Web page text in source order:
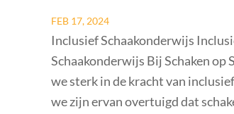
Posted
on
FEB 17, 2024
Inclusief Schaakonderwijs
Schaakonderwijs Bij Schaken op
we sterk in de kracht van
we zijn ervan overtuigd dat